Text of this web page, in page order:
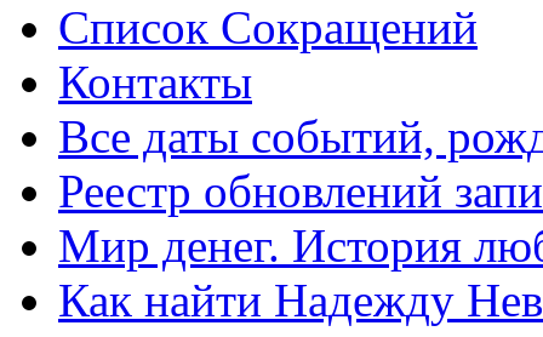
Список Сокращений
Контакты
Все даты событий,
Реестр обновлений
Мир денег. История
Как найти Надежду